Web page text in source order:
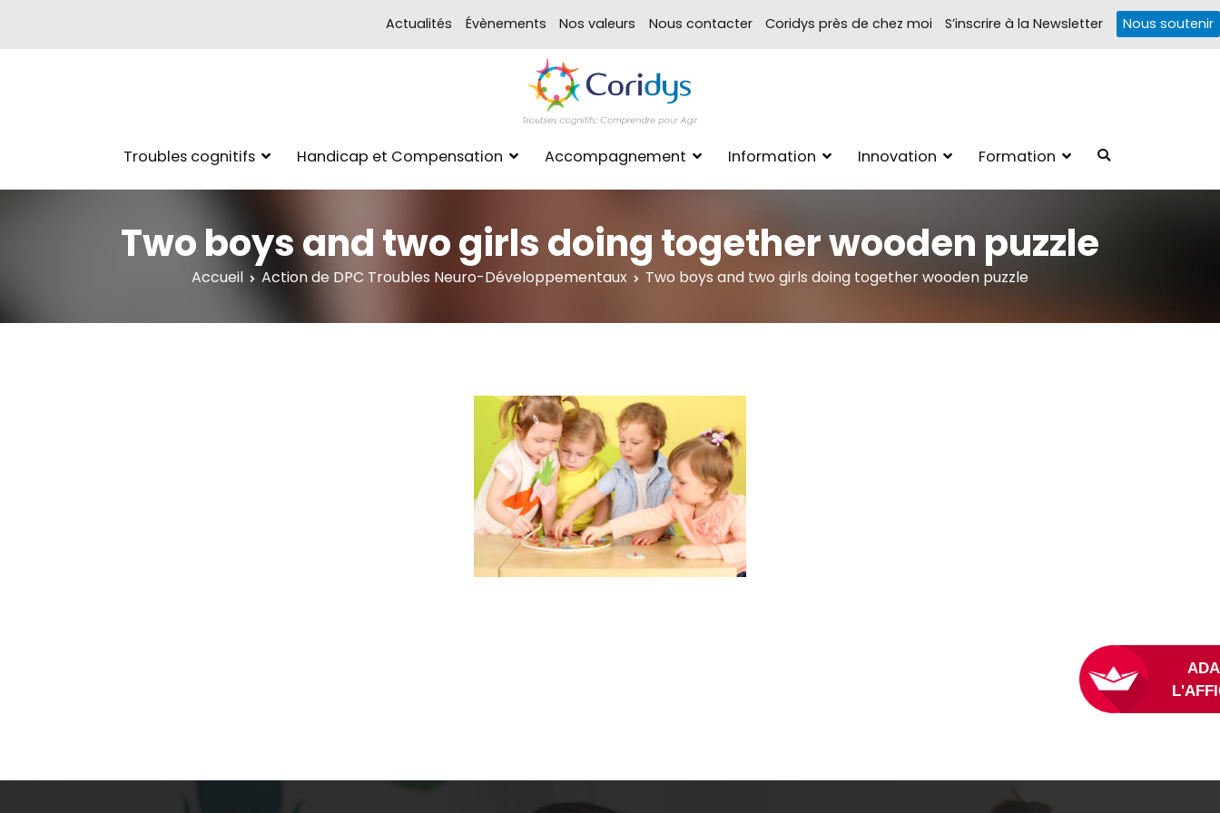
Actualités Évènements Nos valeurs Nous contacter Coridys près de chez moi S’inscrire à la Newsletter Nous soutenir
xpertise Formations autour des troubles cognitifs dys ou acquis
Troubles cognitifs Handicap et Compensation Accompagnement Information Innovation Formation
Two boys and two girls doing together wooden puzzle
Accueil Action de DPC Troubles Neuro-Développementaux Two boys and two girls doing together wooden puzzle